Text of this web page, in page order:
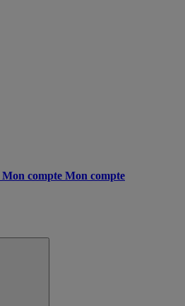
Mon compte Mon compte